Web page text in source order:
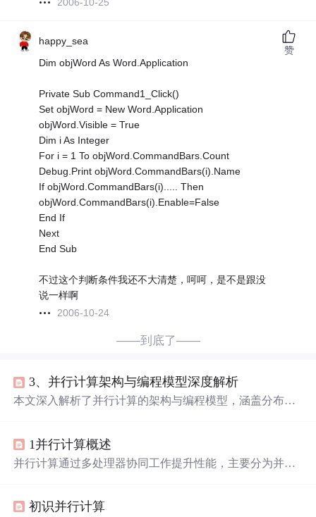
2006-10-25
happy_sea
Dim objWord As Word.Application
Private Sub Command1_Click()
Set objWord = New Word.Application
objWord.Visible = True
Dim i As Integer
For i = 1 To objWord.CommandBars.Count
Debug.Print objWord.CommandBars(i).Name
If objWord.CommandBars(i)..... Then
objWord.CommandBars(i).Enable=False
End If
Next
End Sub
不过这个判断条件我还不大清楚，呵呵，是不是跟没
说一样啊
2006-10-24
赞
——到底了——
3、并行计算架构与编程模型深度解析
本文深入解析了并行计算的架构与编程模型，涵盖分布式
消息传递模型和数据并行模型等常见的并行编程模型。文
章还介绍了并行程序设计的关键步骤，包括任务分解、任
化并行程序性能。最后展望了并行编程的未来发展趋势，
1并行计算概述
并行计算通过多处理器协同工作提升性能，主要分为并行
充分利用现代多核硬件。在数据库领域应用于并行查询、
初识并行计算